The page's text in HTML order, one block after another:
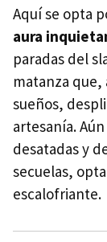
Aquí se opta
aura
paradas del
matanza
sueños,
artesanía.
desatadas y
secuelas,
escalofriante.